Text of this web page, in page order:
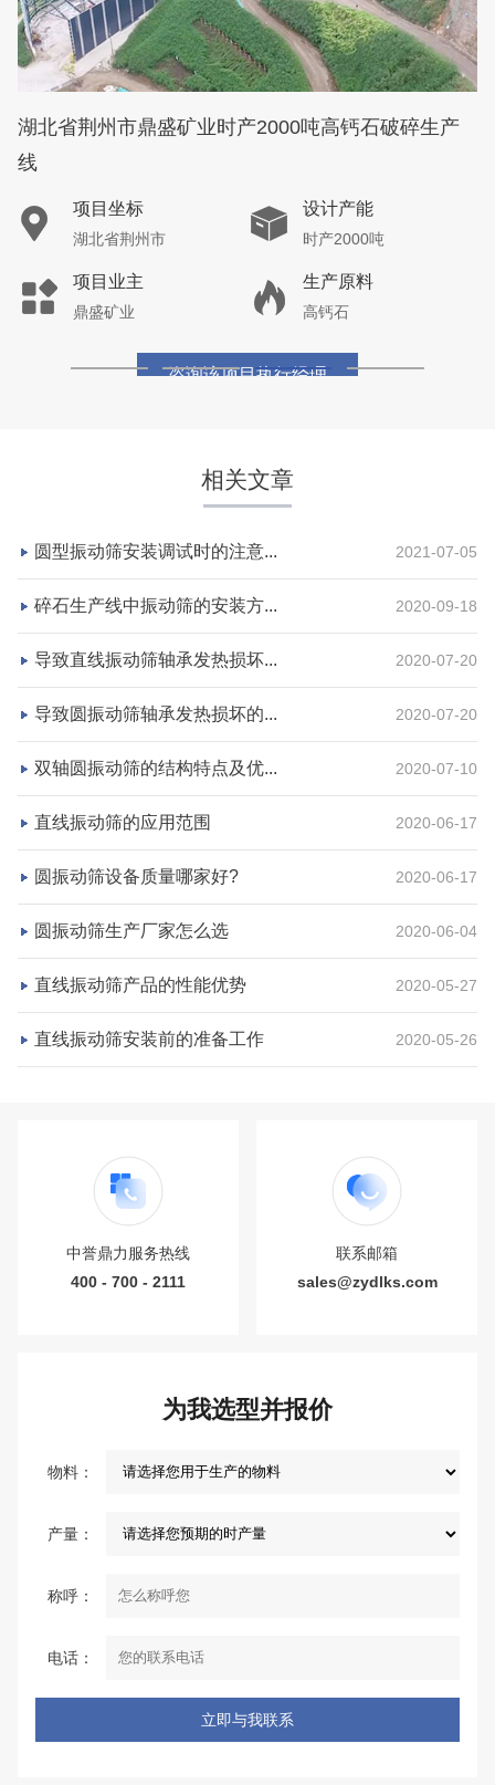
湖北省荆州市鼎盛矿业时产2000吨高钙石破碎生产
线
项目坐标
湖北省荆州市
设计产能
时产2000吨
项目业主
鼎盛矿业
生产原料
高钙石
咨询该项目执行经理
湖北省宜昌市砂石集并日产一万吨砂石料生产线
项目坐标
项目业主
咨询该项目执行经理
相关文章
圆型振动筛安装调试时的注意... 2021-07-05
碎石生产线中振动筛的安装方... 2020-09-18
导致直线振动筛轴承发热损坏... 2020-07-20
导致圆振动筛轴承发热损坏的... 2020-07-20
双轴圆振动筛的结构特点及优... 2020-07-10
直线振动筛的应用范围 2020-06-17
圆振动筛设备质量哪家好? 2020-06-17
圆振动筛生产厂家怎么选 2020-06-04
直线振动筛产品的性能优势 2020-05-27
直线振动筛安装前的准备工作 2020-05-26
中誉鼎力服务热线
400 - 700 - 2111
联系邮箱
sales@zydlks.com
为我选型并报价
物料：
产量：
称呼：
电话：